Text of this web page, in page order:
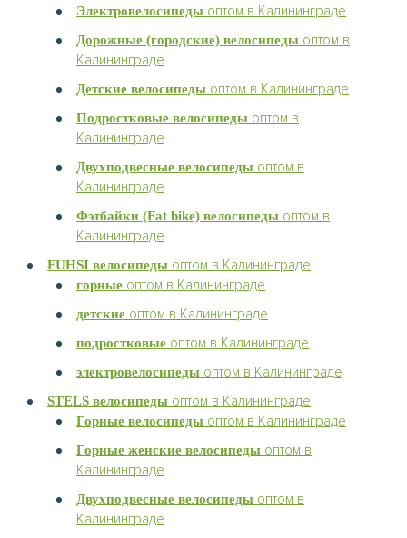
Электровелосипеды оптом в Калининграде
Дорожные (городские) велосипеды оптом в
Калининграде
Детские велосипеды оптом в Калининграде
Подростковые велосипеды оптом в
Калининграде
Двухподвесные велосипеды оптом в
Калининграде
Фэтбайки (Fat bike) велосипеды оптом в
Калининграде
FUHSI велосипеды оптом в Калининграде
горные оптом в Калининграде
детские оптом в Калининграде
подростковые оптом в Калининграде
электровелосипеды оптом в Калининграде
STELS велосипеды оптом в Калининграде
Горные велосипеды оптом в Калининграде
Горные женские велосипеды оптом в
Калининграде
Двухподвесные велосипеды оптом в
Калининграде